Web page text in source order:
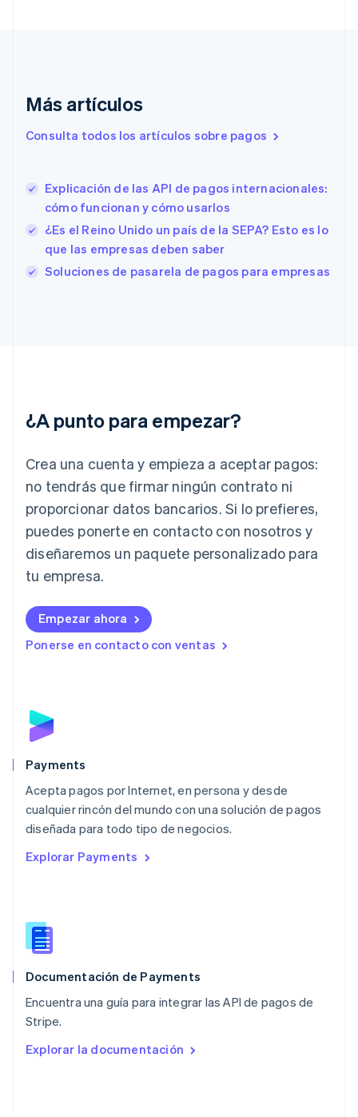
Más artículos
Consulta todos los artículos sobre pagos
Explicación de las API de pagos internacionales:
cómo funcionan y cómo usarlos
¿Es el Reino Unido un país de la SEPA? Esto es lo
que las empresas deben saber
Soluciones de pasarela de pagos para empresas
¿A punto para empezar?
Crea una cuenta y empieza a aceptar pagos:
no tendrás que firmar ningún contrato ni
proporcionar datos bancarios. Si lo prefieres,
puedes ponerte en contacto con nosotros y
diseñaremos un paquete personalizado para
tu empresa.
Empezar ahora
Ponerse en contacto con ventas
Payments
Acepta pagos por Internet, en persona y desde
cualquier rincón del mundo con una solución de pagos
diseñada para todo tipo de negocios.
Explorar Payments
Documentación de Payments
Encuentra una guía para integrar las API de pagos de
Stripe.
Explorar la documentación
Eslovaquia
Eslovenia
Estados Unidos
English Español简体中文
Estonia
English
Finlandia
EnglishSvenska
India
English
Italia
ItalianoEnglish
Japón
日本語 English
Letonia
Liechtenstein
Lituania
English
Luxemburgo
Malta
English
EspañolEnglish
English
Nueva Zelanda
English
NederlandsEnglish
Português
RAE de Hong Kong, China
Reino Unido
República Checa
English
English